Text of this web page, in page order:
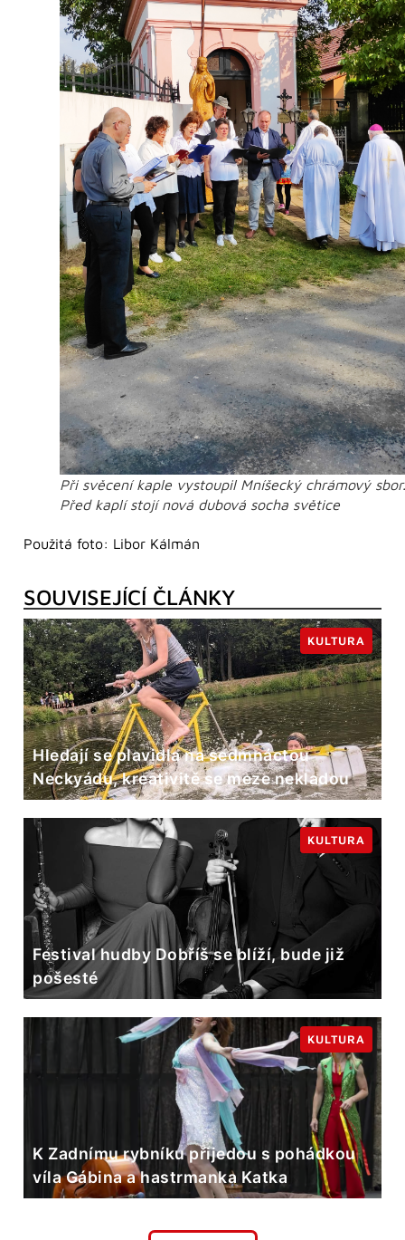
Při svěcení kaple vystoupil Mníšecký chrámový sbor.
Před kaplí stojí nová dubová socha světice
Použitá foto: Libor Kálmán
SOUVISEJÍCÍ ČLÁNKY
Hledají se plavidla na sedmnáctou
Neckyádu, kreativitě se meze nekladou
KULTURA
Festival hudby Dobříš se blíží, bude již
pošesté
KULTURA
K Zadnímu rybníku přijedou s pohádkou
víla Gábina a hastrmanka Katka
KULTURA